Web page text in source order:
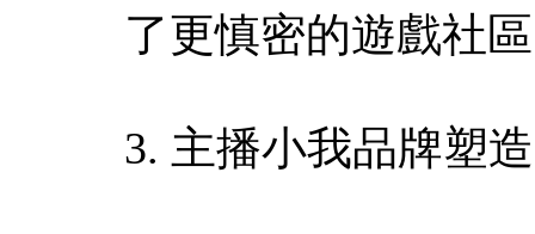
了更慎密的遊戲社
3. 主播小我品牌塑